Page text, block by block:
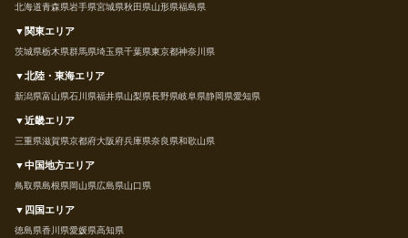
北海道青森県岩手県宮城県秋田県山形県福島県
▼関東エリア
茨城県栃木県群馬県埼玉県千葉県東京都神奈川県
▼北陸・東海エリア
新潟県富山県石川県福井県山梨県長野県岐阜県静岡県愛知県
▼近畿エリア
三重県滋賀県京都府大阪府兵庫県奈良県和歌山県
▼中国地方エリア
鳥取県島根県岡山県広島県山口県
▼四国エリア
徳島県香川県愛媛県高知県